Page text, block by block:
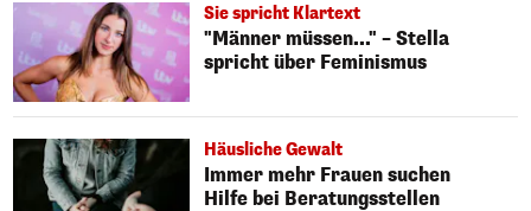
Sie spricht Klartext
"Männer müssen..." – Stella
spricht über Feminismus
Häusliche Gewalt
Immer mehr Frauen suchen
Hilfe bei Beratungsstellen